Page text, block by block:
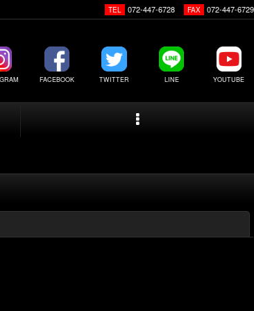
TEL 072-447-6728 FAX 072-447-6729
FACEBOOK TWITTER LINE YOUTUBE